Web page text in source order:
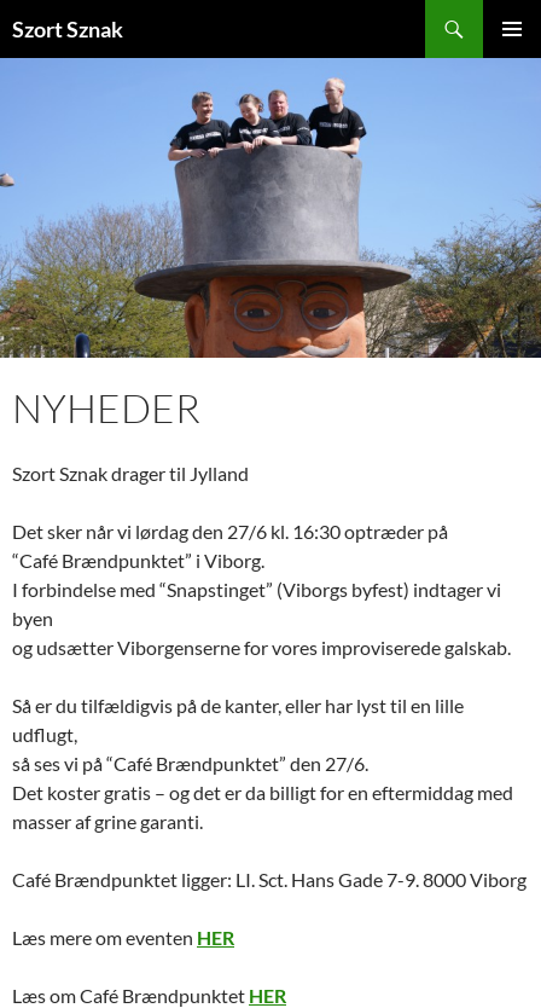
Szort Sznak
NYHEDER
Szort Sznak drager til Jylland
Det sker når vi lørdag den 27/6 kl. 16:30 optræder på
“Café Brændpunktet” i Viborg.
I forbindelse med “Snapstinget” (Viborgs byfest) indtager vi
byen
og udsætter Viborgenserne for vores improviserede galskab.
Så er du tilfældigvis på de kanter, eller har lyst til en lille
udflugt,
så ses vi på “Café Brændpunktet” den 27/6.
Det koster gratis – og det er da billigt for en eftermiddag med
masser af grine garanti.
Café Brændpunktet ligger: LI. Sct. Hans Gade 7-9. 8000 Viborg
Læs mere om eventen HER
Læs om Café Brændpunktet HER